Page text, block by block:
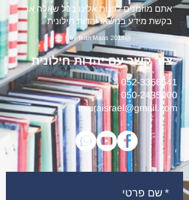
אתם מוזמנים לפנות אלינו בכל שאלה או
בקשת מידע בנושאי יהדות חילונית
@2018 by Ikan Maas
צור קשר עם יהדות חילונית
052-3366541
050-2435000
tmuraisrael@gmail.com
* שם פרטי